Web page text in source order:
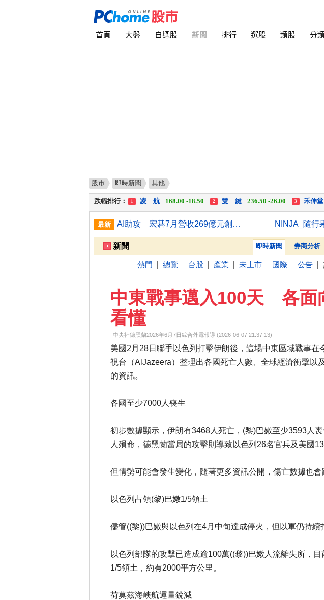
首頁 大盤 自選股 新聞 排行 選股 類股 分
股市 即時新聞 其他
漲幅排行： 1 川 湖11,110.00 +1,010.00 中化生35.75 +3.25
跌幅排行：
1 凌 航 168.00 -18.50 2 雙 鍵 236.50 -26.00 3 禾伸堂
跌停排行：
最新 AI助攻 宏碁7月營收269億元創13年同期新高 NINJA_隨行
熱門
新聞 即時新聞 券商分析
熱門 總覽 台股 產業 未上市 國際 公告
中東戰事邁入100天 各面
看懂
中央社德黑蘭2026年6月7日綜合外電報導 (2026-06-07 21:37:13)
美國2月28日聯手以色列打擊伊朗後，這場中東區域戰事在
視台（AlJazeera）整理出各國死亡人數、全球經濟衝擊以
的資訊。
各國至少7000人喪生
初步數據顯示，伊朗有3468人死亡，(黎)巴嫩至少3593人
人殞命，德黑蘭當局的攻擊則導致以色列26名官兵及美國13
但情勢可能會發生變化，隨著更多資訊公開，傷亡數據也會
以色列占領(黎)巴嫩1/5領土
儘管((黎))巴嫩與以色列在4月中旬達成停火，但以軍仍持續
以色列部隊的攻擊已造成逾100萬((黎))巴嫩人流離失所，
1/5領土，約有2000平方公里。
荷莫茲海峽航運量銳減